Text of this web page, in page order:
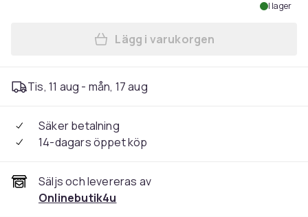
I lager
Lägg till Pocket Scale,
Lägg i varukorgen
Tis, 11 aug - mån, 17 aug
Säker betalning
14-dagars öppet köp
Säljs och levereras av
Onlinebutik4u